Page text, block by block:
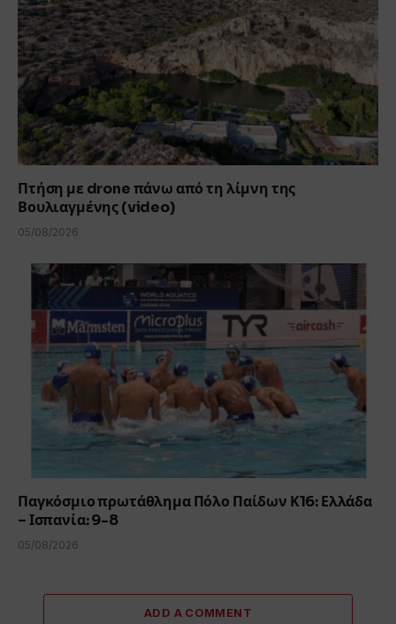
Πτήση με drone πάνω από τη λίμνη της
Βουλιαγμένης (video)
05/08/2026
Παγκόσμιο πρωτάθλημα Πόλο Παίδων Κ16: Ελλάδα
– Ισπανία: 9-8
05/08/2026
ADD A COMMENT